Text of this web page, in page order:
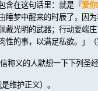
含在这句话里：就是『爱
睡梦中醒来的时辰了，因
戴光明的武器；行动要端
性的事，以满足私欲。」
称义的人默想一下下列圣
是维护正义）。